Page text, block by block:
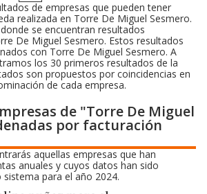
de empresas que pueden tener
realizada en Torre De Miguel Sesmero.
se encuentran resultados
De Miguel Sesmero. Estos resultados
con Torre De Miguel Sesmero. A
los 30 primeros resultados de la
son propuestos por coincidencias en
de cada empresa.
de "Torre De Miguel
por facturación
aquellas empresas que han
anuales y cuyos datos han sido
para el año 2024.